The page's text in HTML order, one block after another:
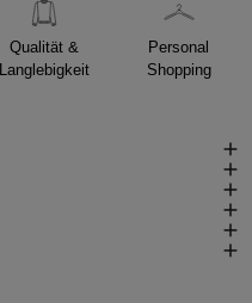
Qualität &
Langlebigkeit
Personal
Shopping